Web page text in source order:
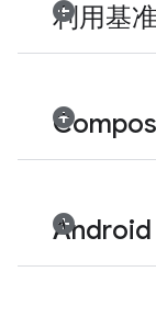
利用基
Android